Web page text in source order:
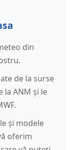
din
de la surse
la ANM și le
și modele
oferim